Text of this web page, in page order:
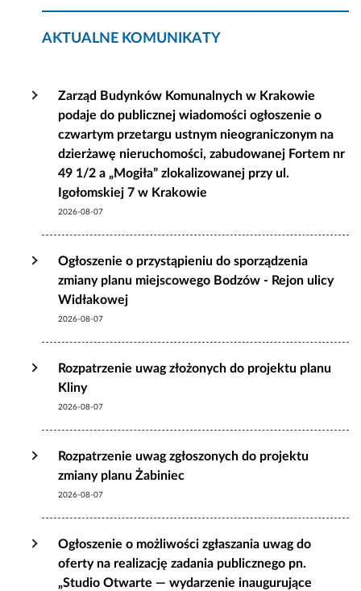
AKTUALNE KOMUNIKATY
Zarząd Budynków Komunalnych w Krakowie
podaje do publicznej wiadomości ogłoszenie o
czwartym przetargu ustnym nieograniczonym na
dzierżawę nieruchomości, zabudowanej Fortem nr
49 1/2 a „Mogiła” zlokalizowanej przy ul.
Igołomskiej 7 w Krakowie
2026-08-07
Ogłoszenie o przystąpieniu do sporządzenia
zmiany planu miejscowego Bodzów - Rejon ulicy
Widłakowej
2026-08-07
Rozpatrzenie uwag złożonych do projektu planu
Kliny
2026-08-07
Rozpatrzenie uwag zgłoszonych do projektu
zmiany planu Żabiniec
2026-08-07
Ogłoszenie o możliwości zgłaszania uwag do
oferty na realizację zadania publicznego pn.
„Studio Otwarte — wydarzenie inaugurujące